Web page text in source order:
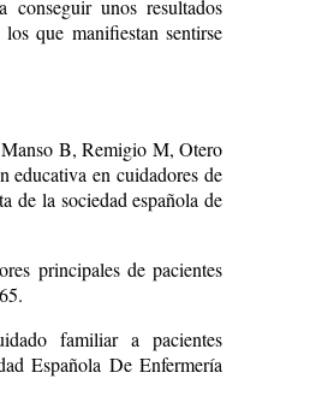
conseguir unos resultados
que manifiestan sentirse
B, Remigio M, Otero
educativa en cuidadores de
de la sociedad española de
principales de pacientes
familiar a pacientes
Española De Enfermería